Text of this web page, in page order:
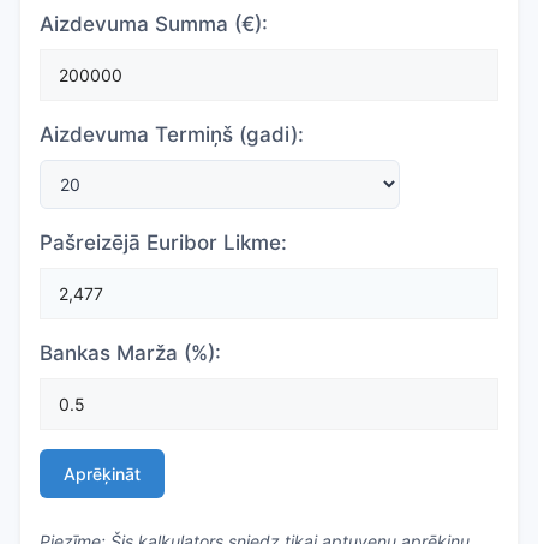
Aizdevuma Summa (€):
Aizdevuma Termiņš (gadi):
Pašreizējā Euribor Likme:
Bankas Marža (%):
Aprēķināt